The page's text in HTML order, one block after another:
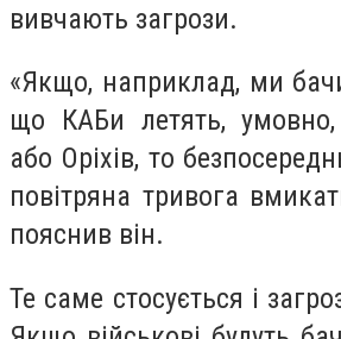
вивчають загрози.
«Якщо, наприклад, ми
що КАБи летять,
або Оріхів, то
повітряна тривога
пояснив він.
Те саме стосується і